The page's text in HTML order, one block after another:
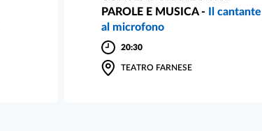
PAROLE E MUSICA -
Il cantante
al microfono
20:30
TEATRO FARNESE